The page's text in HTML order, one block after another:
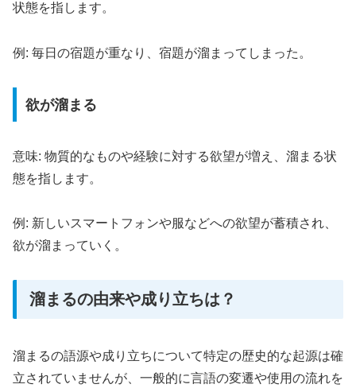
状態を指します。
例: 毎日の宿題が重なり、宿題が溜まってしまった。
欲が溜まる
意味: 物質的なものや経験に対する欲望が増え、溜まる状
態を指します。
例: 新しいスマートフォンや服などへの欲望が蓄積され、
欲が溜まっていく。
溜まるの由来や成り立ちは？
溜まるの語源や成り立ちについて特定の歴史的な起源は確
立されていませんが、一般的に言語の変遷や使用の流れを